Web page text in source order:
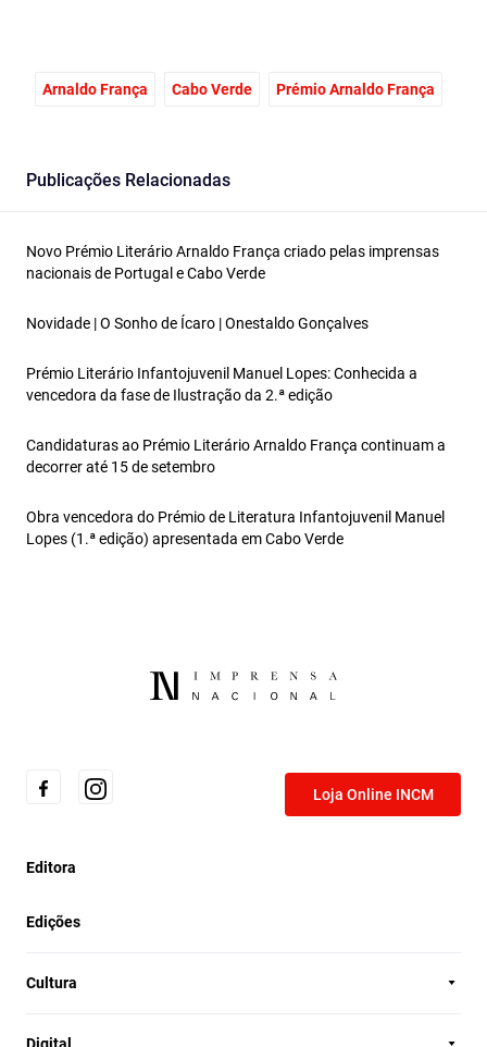
Arnaldo França Cabo Verde Prémio Arnaldo França
Publicações Relacionadas
Novo Prémio Literário Arnaldo França criado pelas imprensas
nacionais de Portugal e Cabo Verde
Novidade | O Sonho de Ícaro | Onestaldo Gonçalves
Prémio Literário Infantojuvenil Manuel Lopes: Conhecida a
vencedora da fase de Ilustração da 2.ª edição
Candidaturas ao Prémio Literário Arnaldo França continuam a
decorrer até 15 de setembro
Obra vencedora do Prémio de Literatura Infantojuvenil Manuel
Lopes (1.ª edição) apresentada em Cabo Verde
Loja Online INCM
Editora
Edições
Cultura